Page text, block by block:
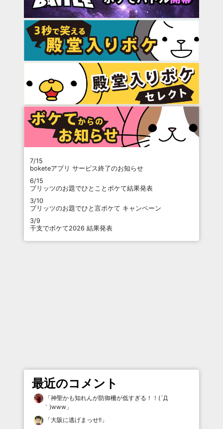
7/15
boketeアプリ サービス終了のお知らせ
6/15
プリッツのお題でひとことボケて結果発表
3/10
プリッツのお題でひと言ボケて キャンペーン
3/9
干支でボケて2026 結果発表
最近のコメント
「神聖かも知れんが防御柵が低すぎる！！(´Д
｀)www 」
「大阪に逃げまっせ!! 」